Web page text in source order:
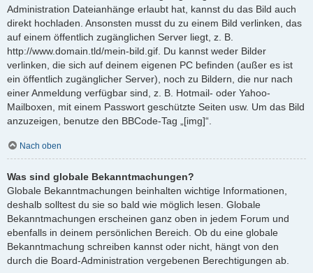
Administration Dateianhänge erlaubt hat, kannst du das Bild auch
direkt hochladen. Ansonsten musst du zu einem Bild verlinken, das
auf einem öffentlich zugänglichen Server liegt, z. B.
http://www.domain.tld/mein-bild.gif. Du kannst weder Bilder
verlinken, die sich auf deinem eigenen PC befinden (außer es ist
ein öffentlich zugänglicher Server), noch zu Bildern, die nur nach
einer Anmeldung verfügbar sind, z. B. Hotmail- oder Yahoo-
Mailboxen, mit einem Passwort geschützte Seiten usw. Um das Bild
anzuzeigen, benutze den BBCode-Tag „[img]“.
Nach oben
Was sind globale Bekanntmachungen?
Globale Bekanntmachungen beinhalten wichtige Informationen,
deshalb solltest du sie so bald wie möglich lesen. Globale
Bekanntmachungen erscheinen ganz oben in jedem Forum und
ebenfalls in deinem persönlichen Bereich. Ob du eine globale
Bekanntmachung schreiben kannst oder nicht, hängt von den
durch die Board-Administration vergebenen Berechtigungen ab.